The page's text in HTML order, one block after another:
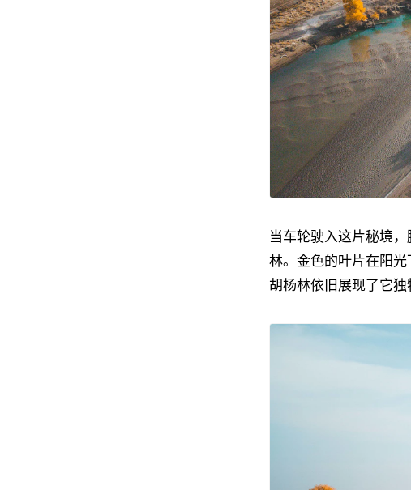
当车轮驶入这片秘境
林。金色的叶片在阳
胡杨林依旧展现了它独